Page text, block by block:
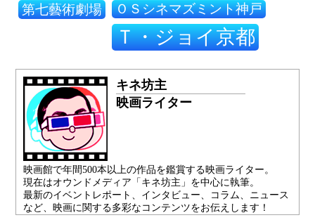
第七藝術劇場 ＯＳシネマズミント神戸
Ｔ・ジョイ京都
キネ坊主
映画ライター
映画館で年間500本以上の作品を鑑賞する映画ライター。
現在はオウンドメディア「キネ坊主」を中心に執筆。
最新のイベントレポート、インタビュー、コラム、ニュース
など、映画に関する多彩なコンテンツをお伝えします！